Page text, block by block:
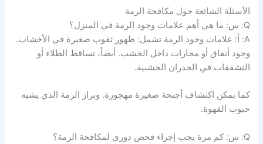
الأسئلة الشائعة حول مكافحة الرمة
Q: س: ما هي أهم علامات وجود الرمة في المنزل؟
A: أ: علامات وجود الرمة تشمل: ظهور ثقوب صغيرة في الأخشاب.
وجود أنفاق أو مجارات داخل الخشب. أيضاً، تساقط الطلاء أو
التشققات في الجدران الخشبية.
كما يمكن اكتشاف أجنحة صغيرة مهجورة. وبراز الرمة الذي يشبه
حبوب القهوة.
Q: س: كم مرة يجب إجراء فحص دوري لمكافحة الرمة؟